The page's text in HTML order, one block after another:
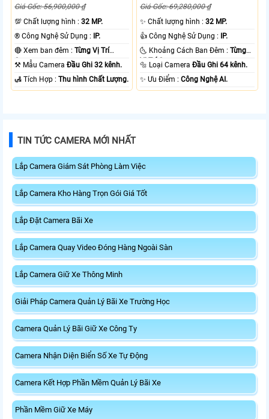
Giá Gốc: 56,900,000 ₫
💯 Chất lượng hình :32 MP.
®️ Công Nghệ Sử Dụng : IP.
🔴 Xem ban đêm :Từng Vị Trí
Camera .
⚒ Mẫu CameraĐầu Ghi 32 kênh.
️🛃 Tích Hợp :Thu hình Chất Lượng.
Giá Gốc: 69,280,000 ₫
✨ Chất lượng hình :32 MP.
👍 Công Nghệ Sử Dụng : IP.
🌜 Khoảng Cách Ban Đêm :Từng
Vị Trí Camera .
🔩 Loại CameraĐầu Ghi 64 kênh.
️✨ Ưu Điểm :Công Nghệ AI.
TIN TỨC CAMERA MỚI NHẤT
Lắp Camera Giám Sát Phòng Làm Việc
Lắp Camera Kho Hàng Trọn Gói Giá Tốt
Lắp Đặt Camera Bãi Xe
Lắp Camera Quay Video Đóng Hàng Ngoài Sàn
Lắp Camera Giữ Xe Thông Minh
Giải Pháp Camera Quản Lý Bãi Xe Trường Học
Camera Quản Lý Bãi Giữ Xe Công Ty
Camera Nhận Diện Biển Số Xe Tự Động
Camera Kết Hợp Phần Mềm Quản Lý Bãi Xe
Phần Mềm Giữ Xe Máy